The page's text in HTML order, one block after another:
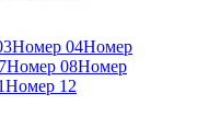
Номер 04Номер
Номер 08Номер
Номер 12